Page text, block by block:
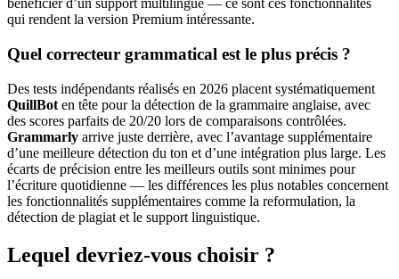
bénéficier d’un support multilingue — ce sont ces fonctionnalités
qui rendent la version Premium intéressante.
Quel correcteur grammatical est le plus précis ?
Des tests indépendants réalisés en 2026 placent systématiquement
QuillBot en tête pour la détection de la grammaire anglaise, avec
des scores parfaits de 20/20 lors de comparaisons contrôlées.
Grammarly arrive juste derrière, avec l’avantage supplémentaire
d’une meilleure détection du ton et d’une intégration plus large. Les
écarts de précision entre les meilleurs outils sont minimes pour
l’écriture quotidienne — les différences les plus notables concernent
les fonctionnalités supplémentaires comme la reformulation, la
détection de plagiat et le support linguistique.
Lequel devriez-vous choisir ?